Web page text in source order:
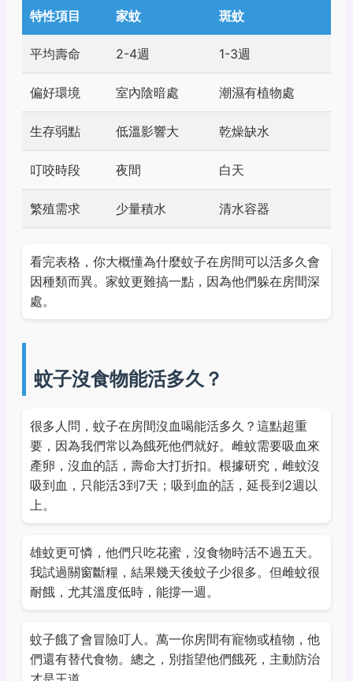
特性項目 家蚊 斑蚊
平均壽命 2-4週 1-3週
偏好環境 室內陰暗處 潮濕有植物處
生存弱點 低溫影響大 乾燥缺水
叮咬時段 夜間 白天
繁殖需求 少量積水 清水容器
看完表格，你大概懂為什麼蚊子在房間可以活多久會
因種類而異。家蚊更難搞一點，因為他們躲在房間深
處。
蚊子沒食物能活多久？
很多人問，蚊子在房間沒血喝能活多久？這點超重
要，因為我們常以為餓死他們就好。雌蚊需要吸血來
產卵，沒血的話，壽命大打折扣。根據研究，雌蚊沒
吸到血，只能活3到7天；吸到血的話，延長到2週以
上。
雄蚊更可憐，他們只吃花蜜，沒食物時活不過五天。
我試過關窗斷糧，結果幾天後蚊子少很多。但雌蚊很
耐餓，尤其溫度低時，能撐一週。
蚊子餓了會冒險叮人。萬一你房間有寵物或植物，他
們還有替代食物。總之，別指望他們餓死，主動防治